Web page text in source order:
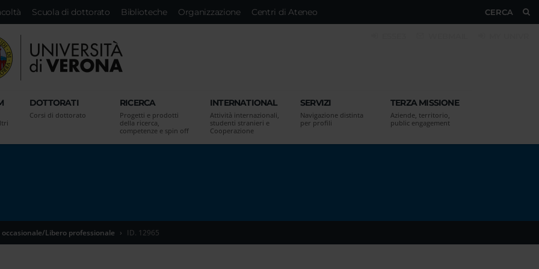
CERCA
Scuola di dottorato Biblioteche Organizzazione Centri di Ateneo
DOTTORATI
Corsi di dottorato
RICERCA
Progetti e prodotti
della ricerca,
competenze e spin off
INTERNATIONAL
Attività internazionali,
studenti stranieri e
Cooperazione
SERVIZI
Navigazione distinta
per profili
TERZA MISSIONE
Aziende, territorio,
public engagement
Libero professionale ID. 12965